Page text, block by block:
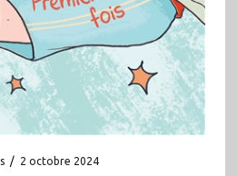
/ 2 octobre 2024